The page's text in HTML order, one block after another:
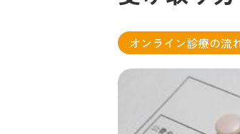
オンライン診療の流